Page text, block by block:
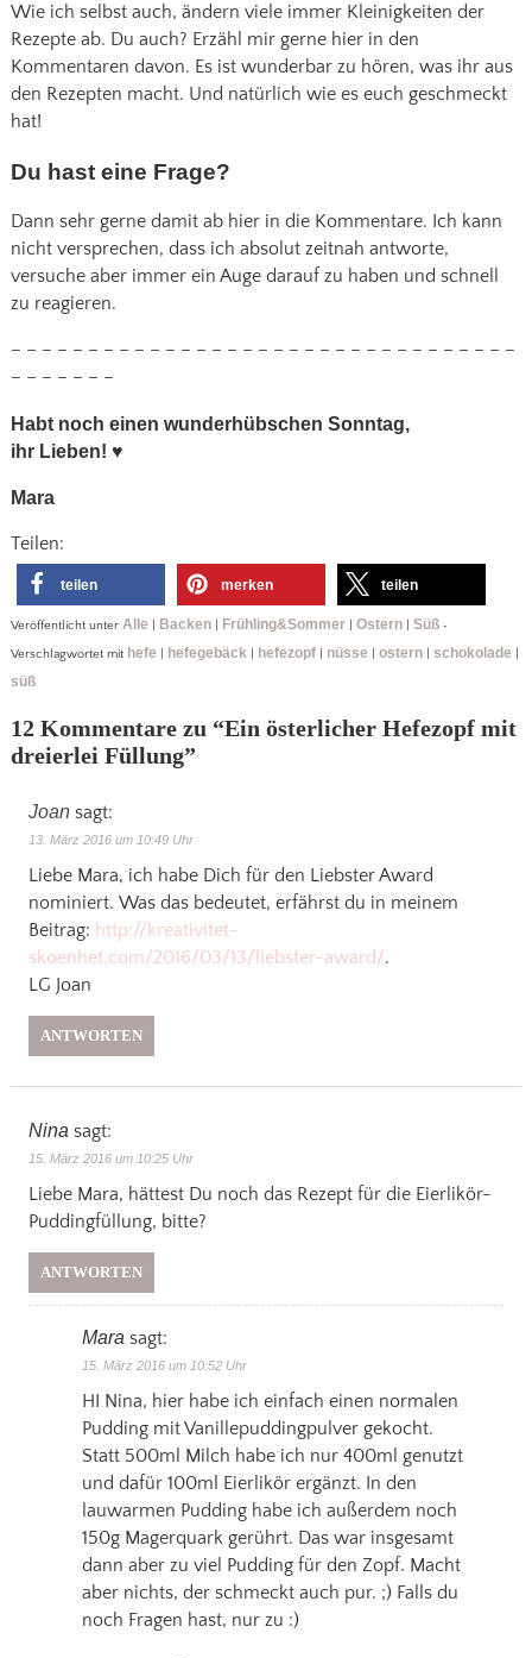
Wie ich selbst auch, ändern viele immer Kleinigkeiten der
Rezepte ab. Du auch? Erzähl mir gerne hier in den
Kommentaren davon. Es ist wunderbar zu hören, was ihr aus
den Rezepten macht. Und natürlich wie es euch geschmeckt
hat!
Du hast eine Frage?
Dann sehr gerne damit ab hier in die Kommentare. Ich kann
nicht versprechen, dass ich absolut zeitnah antworte,
versuche aber immer ein Auge darauf zu haben und schnell
zu reagieren.
– – – – – – – – – – – – – – – – – – – – – – – – – – – – – – – – –
– – – – – – –
Habt noch einen wunderhübschen Sonntag,
ihr Lieben! ♥
Mara
Teilen:
teilen merken teilen
Veröffentlicht unter Alle Backen| Frühling&Sommer| Ostern| Süß•
Verschlagwortet mit hefe hefegebäck| hefezopf| nüsse ostern| schokolade
süß
12 Kommentare zu “Ein österlicher Hefezopf mit
dreierlei Füllung”
Joan sagt:
13. März 2016 um 10:49 Uhr
Liebe Mara, ich habe Dich für den Liebster Award
nominiert. Was das bedeutet, erfährst du in meinem
Beitrag: http://kreativitet-
skoenhet.com/2016/03/13/liebster-award/.
LG Joan
ANTWORTEN
Nina sagt:
15. März 2016 um 10:25 Uhr
Liebe Mara, hättest Du noch das Rezept für die Eierlikör-
Puddingfüllung, bitte?
ANTWORTEN
Mara sagt:
15. März 2016 um 10:52 Uhr
HI Nina, hier habe ich einfach einen normalen
Pudding mit Vanillepuddingpulver gekocht.
Statt 500ml Milch habe ich nur 400ml genutzt
und dafür 100ml Eierlikör ergänzt. In den
lauwarmen Pudding habe ich außerdem noch
150g Magerquark gerührt. Das war insgesamt
dann aber zu viel Pudding für den Zopf. Macht
aber nichts, der schmeckt auch pur. ;) Falls du
noch Fragen hast, nur zu :)